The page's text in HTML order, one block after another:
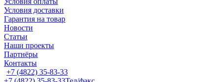
Условия доставки
Гарантия на товар
Новости
Статьи
Наши проекты
Партнёры
Контакты
+7 (4822) 35-83-33